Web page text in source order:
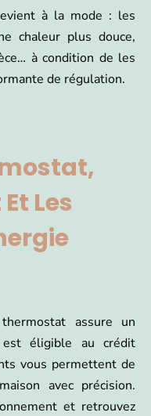
à la mode : les
chaleur plus douce,
à condition de les
de régulation.
Les
assure un
éligible au crédit
vous permettent de
avec précision.
et retrouvez